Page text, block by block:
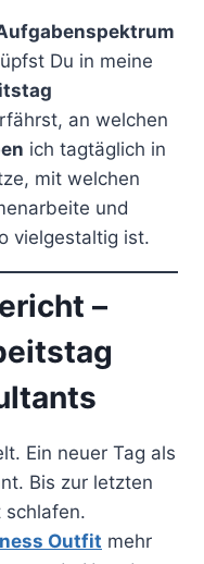
Du in meine
an welchen
ich tagtäglich in
mit welchen
und
vielgestaltig ist.
–
Ein neuer Tag als
Bis zur letzten
schlafen.
Outfit mehr